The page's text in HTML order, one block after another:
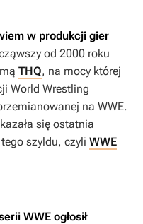
w produkcji gier
od 2000 roku
THQ, na mocy której
World Wrestling
na WWE.
się ostatnia
szyldu, czyli WWE
WWE ogłosił